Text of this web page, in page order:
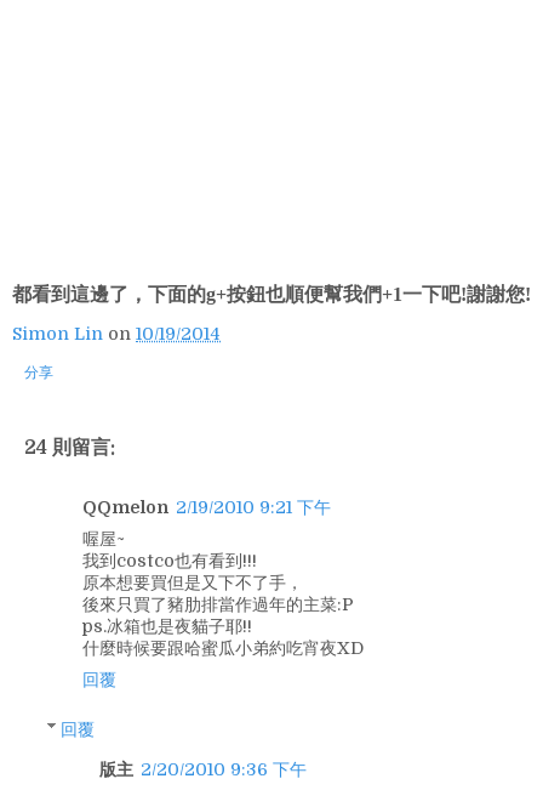
都看到這邊了，下面的g+按鈕也順便幫我們+1一下吧!謝謝您!
Simon Lin on 10/19/2014
分享
24 則留言:
QQmelon 2/19/2010 9:21 下午
喔屋~
我到costco也有看到!!!
原本想要買但是又下不了手，
後來只買了豬肋排當作過年的主菜:P
ps.冰箱也是夜貓子耶!!
什麼時候要跟哈蜜瓜小弟約吃宵夜XD
回覆
回覆
版主 2/20/2010 9:36 下午